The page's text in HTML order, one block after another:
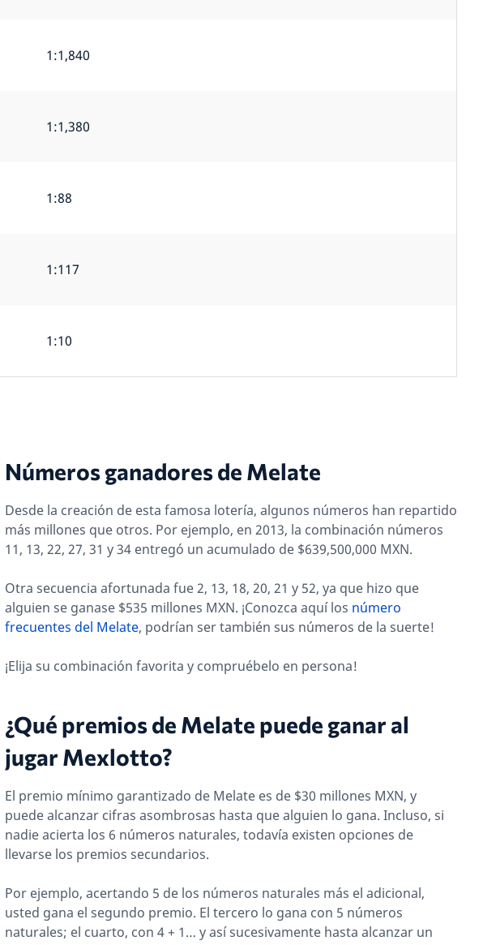
1:1,840
1:1,380
1:88
1:117
1:10
Números ganadores de Melate
Desde la creación de esta famosa lotería, algunos números han repartido
más millones que otros. Por ejemplo, en 2013, la combinación números
11, 13, 22, 27, 31 y 34 entregó un acumulado de $639,500,000 MXN.
Otra secuencia afortunada fue 2, 13, 18, 20, 21 y 52, ya que hizo que
alguien se ganase $535 millones MXN. ¡Conozca aquí los número
frecuentes del Melate, podrían ser también sus números de la suerte!
¡Elija su combinación favorita y compruébelo en persona!
¿Qué premios de Melate puede ganar al
jugar Mexlotto?
El premio mínimo garantizado de Melate es de $30 millones MXN, y
puede alcanzar cifras asombrosas hasta que alguien lo gana. Incluso, si
nadie acierta los 6 números naturales, todavía existen opciones de
llevarse los premios secundarios.
Por ejemplo, acertando 5 de los números naturales más el adicional,
usted gana el segundo premio. El tercero lo gana con 5 números
naturales; el cuarto, con 4 + 1… y así sucesivamente hasta alcanzar un